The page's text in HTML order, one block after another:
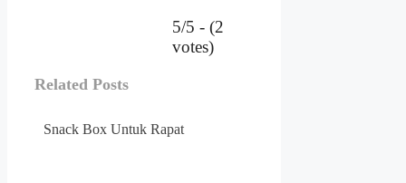
5/5 - (2
votes)
Related Posts
Snack Box Untuk Rapat